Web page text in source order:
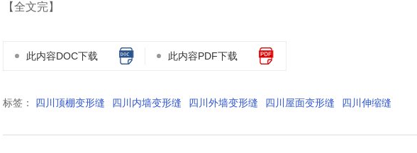
【全文完】
此内容DOC下载 此内容PDF下载
标签： 四川顶棚变形缝 四川内墙变形缝 四川外墙变形缝 四川屋面变形缝 四川伸缩缝